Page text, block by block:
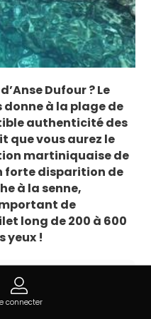
Dufour ? Le
à la plage de
authenticité des
que vous aurez le
martiniquaise de
forte disparition de
à la senne,
de
long de 200 à 600
yeux !
Dufour
connecter